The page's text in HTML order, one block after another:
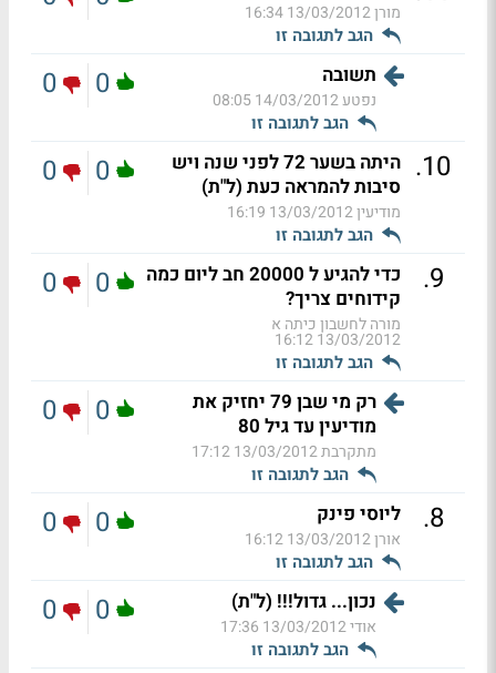
מורן13/03/2012 16:34
הגב לתגובה זו
תשובה
נפטע14/03/2012 08:05
הגב לתגובה זו
0
0
10
.
היתה בשער 72 לפני שנה ויש
סיבות להמראה כעת (ל"ת)
מודיעין13/03/2012 16:19
הגב לתגובה זו
0
0
9
.
כדי להגיע ל 20000 חב ליום כמה
קידוחים צריך?
מורה לחשבון כיתה א
13/03/2012 16:12
הגב לתגובה זו
0
0
רק מי שבן 79 יחזיק את
מודיעין עד גיל 80
מתקרבת13/03/2012 17:12
הגב לתגובה זו
0
0
8
. ליוסי פינק
אורן13/03/2012 16:12
הגב לתגובה זו
0
0
נכון... גדול!!! (ל"ת)
אודי13/03/2012 17:36
הגב לתגובה זו
0
0